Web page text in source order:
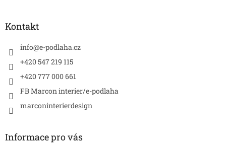
Kontakt
info@e-podlaha.cz
+420 547 219 115
+420 777 000 661
FB Marcon interier/e-podlaha
marconinterierdesign
Informace pro vás